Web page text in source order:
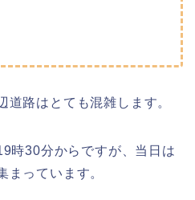
道路はとても混雑します。
時30分からですが、当日は
まっています。